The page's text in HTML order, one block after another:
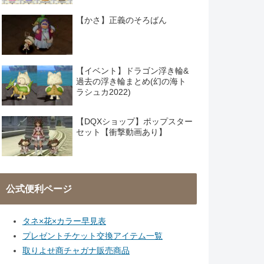
【かさ】正義のそろばん
【イベント】ドラゴン浮き輪&
過去の浮き輪まとめ(幻の海ト
ラシュカ2022)
【DQXショップ】ポップスター
セット【衝撃動画あり】
公式便利ページ
タネ×花×カラー早見表
プレゼントチケット交換アイテム一覧
取りよせ商チャガナ販売商品